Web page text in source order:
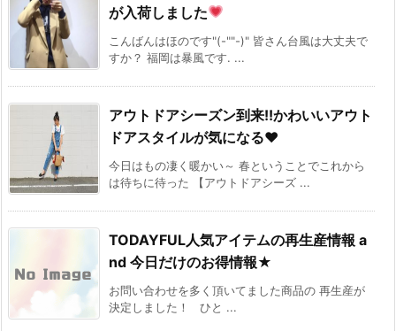
が入荷しました
こんばんはほのです"(-""-)" 皆さん台風は大丈夫で
すか？ 福岡は暴風です. ...
アウトドアシーズン到来!!かわいいアウト
ドアスタイルが気になる♥
今日はもの凄く暖かい～ 春ということでこれから
は待ちに待った 【アウトドアシーズ ...
TODAYFUL人気アイテムの再生産情報 a
nd 今日だけのお得情報★
お問い合わせを多く頂いてました商品の 再生産が
決定しました！ ひと ...